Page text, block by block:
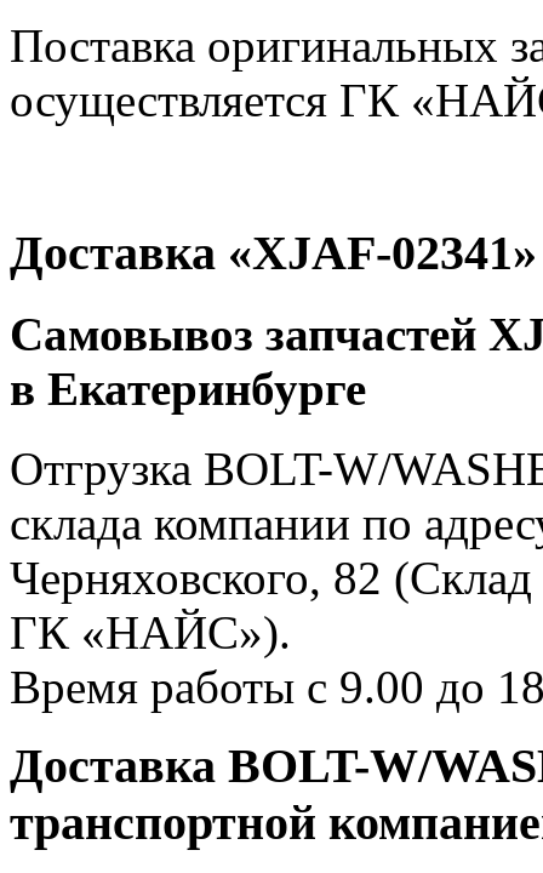
Поставка оригинальных
осуществляется ГК
Доставка «XJAF-02341»
Самовывоз запчастей
в Екатеринбурге
Отгрузка BOLT-W/
склада компании по
Черняховского, 82
ГК «НАЙС»).
Время работы с 9.00 до
Доставка BOLT-W/
транспортной